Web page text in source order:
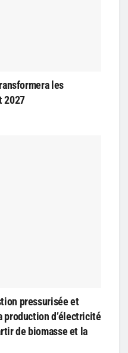
les
2027
pressurisée et
production d’électricité
de biomasse et la